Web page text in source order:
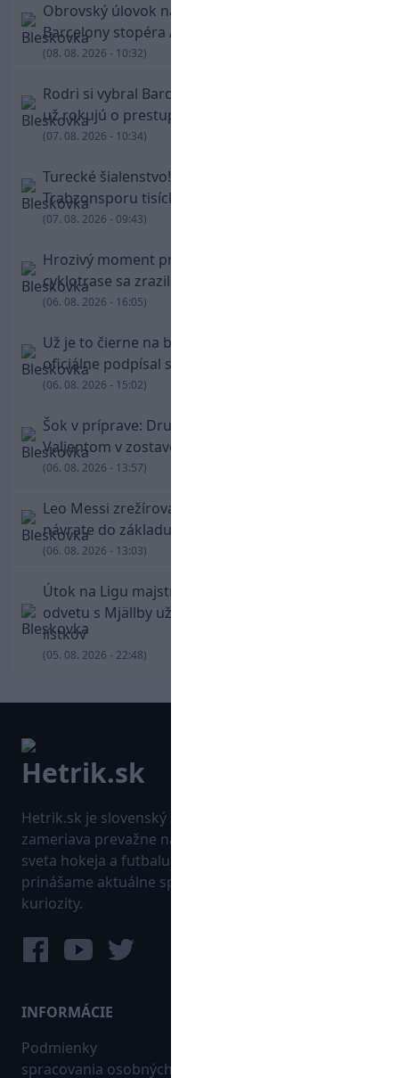
Obrovský úlovok na Anfielde: Liverpool získal z
Barcelony stopéra Arauja
(08. 08. 2026 - 10:32)
Rodri si vybral Barcelonu a odmietol Real. Kluby
už rokujú o prestupovej čiastke
(07. 08. 2026 - 10:34)
Turecké šialenstvo! Salaha vítali na štadióne
Trabzonsporu tisícky fanúšikov
(07. 08. 2026 - 09:43)
Hrozivý moment pre Zdena Cháru! Na
cyklotrase sa zrazil s bežcom
(06. 08. 2026 - 16:05)
Už je to čierne na bielom: Mohamed Salah
oficiálne podpísal s Trabzonsporom
(06. 08. 2026 - 15:02)
Šok v príprave: Druholigová Mallorca s
Valjentom v zostave zdolala PSG
(06. 08. 2026 - 13:57)
Leo Messi zrežíroval obrat Interu Miami, pri
návrate do základu strelil dva góly
(06. 08. 2026 - 13:03)
Útok na Ligu majstrov láka! Slovan hlási na
odvetu s Mjällby už viac ako 13-tisíc predaných
lístkov
(05. 08. 2026 - 22:48)
Hetrik.sk je slovenský športový portál, ktorý sa
zameriava prevažne na najnovšie informácie zo
sveta hokeja a futbalu. Pravidelne na dennej báze
prinášame aktuálne správy, góly, zaujímavosti a
kuriozity.
INFORMÁCIE
Podmienky
spracovania osobných